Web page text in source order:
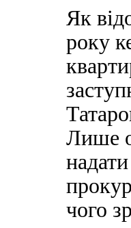
Як
року
Лише
чого